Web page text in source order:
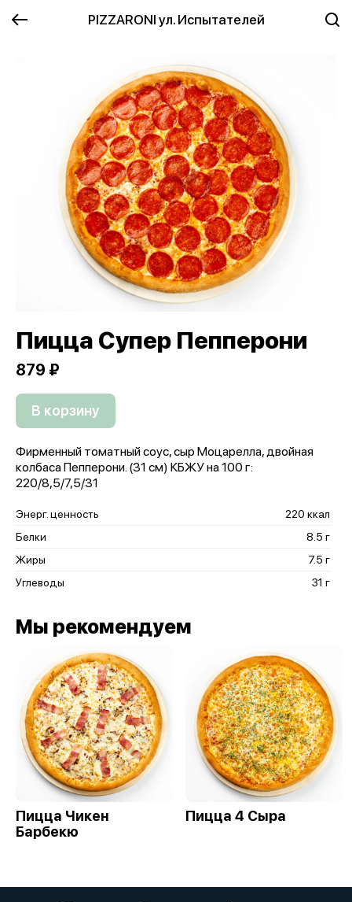
PIZZARONI ул. Испытателей
Пицца Супер Пепперони
879 ₽
В корзину
Фирменный томатный соус, сыр Моцарелла, двойная
колбаса Пепперони. (31 см) КБЖУ на 100 г:
220/8,5/7,5/31
Энерг. ценность
220 ккал
Белки
8.5 г
Жиры
7.5 г
Углеводы
31 г
Мы рекомендуем
Пицца Чикен
Барбекю
Пицца 4 Сыра